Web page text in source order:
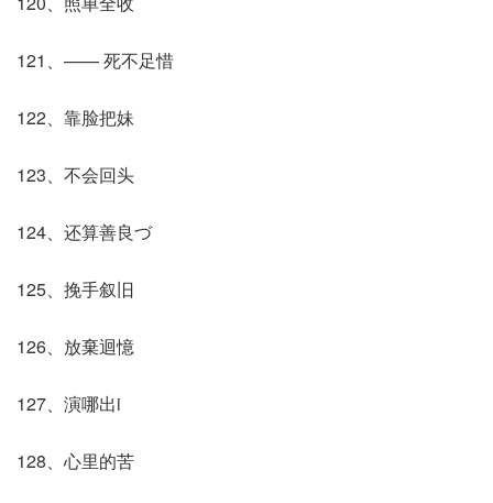
121、—— 死不足惜
122、靠脸把妹
123、不会回头
124、还算善良づ
125、挽手叙旧
126、放棄迴憶
127、演哪出i
128、心里的苦